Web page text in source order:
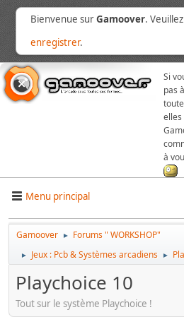
Bienvenue surGamoover.
enregistrer.
Si
pas
elles
à
Menu principal
Gamoover ► Forums " WORKSHOP"
► Jeux : Pcb & Systèmes arcadiens ►
Playchoice 10
Tout sur le système Playchoice !